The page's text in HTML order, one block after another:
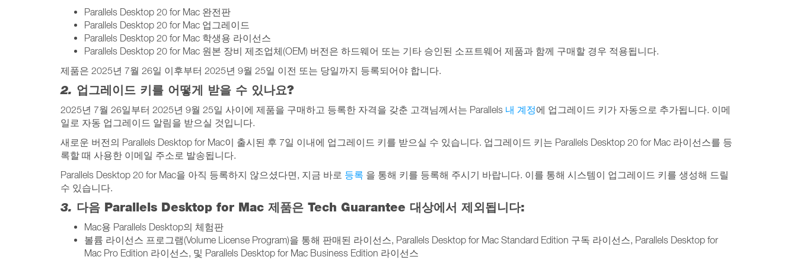
Parallels Desktop 20 for Mac 완전판
Parallels Desktop 20 for Mac 업그레이드
Parallels Desktop 20 for Mac 학생용 라이선스
Parallels Desktop 20 for Mac 원본 장비 제조업체(OEM) 버전은 하드웨어 또는 기타 승인된 소프트웨어 제품과 함께 구매할 경우 적용됩니다.
제품은 2025년 7월 26일 이후부터 2025년 9월 25일 이전 또는 당일까지 등록되어야 합니다.
2. 업그레이드 키를 어떻게 받을 수 있나요?
2025년 7월 26일부터 2025년 9월 25일 사이에 제품을 구매하고 등록한 자격을 갖춘 고객님께서는 Parallels 내 계정에 업그레이드 키가 자동으로 추가됩니다. 이메
일로 자동 업그레이드 알림을 받으실 것입니다.
새로운 버전의 Parallels Desktop for Mac이 출시된 후 7일 이내에 업그레이드 키를 받으실 수 있습니다. 업그레이드 키는 Parallels Desktop 20 for Mac 라이선스를 등
록할 때 사용한 이메일 주소로 발송됩니다.
Parallels Desktop 20 for Mac을 아직 등록하지 않으셨다면, 지금 바로 등록 을 통해 키를 등록해 주시기 바랍니다. 이를 통해 시스템이 업그레이드 키를 생성해 드릴
수 있습니다.
3. 다음 Parallels Desktop for Mac 제품은 Tech Guarantee 대상에서 제외됩니다:
Mac용 Parallels Desktop의 체험판
볼륨 라이선스 프로그램(Volume License Program)을 통해 판매된 라이선스, Parallels Desktop for Mac Standard Edition 구독 라이선스, Parallels Desktop for
Mac Pro Edition 라이선스, 및 Parallels Desktop for Mac Business Edition 라이선스